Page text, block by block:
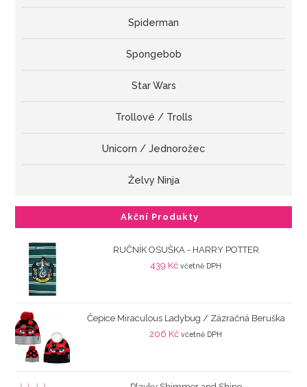
Spiderman
Spongebob
Star Wars
Trollové / Trolls
Unicorn / Jednorožec
Želvy Ninja
Akční Produkty
RUČNÍK OSUŠKA - HARRY POTTER
439 Kč včetně DPH
Čepice Miraculous Ladybug / Zázračná Beruška
206 Kč včetně DPH